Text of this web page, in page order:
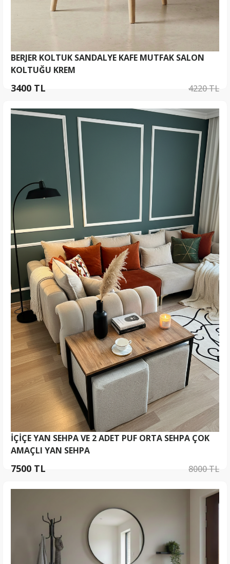
BERJER KOLTUK SANDALYE KAFE MUTFAK SALON
KOLTUĞU KREM
4220 TL
3400 TL
İÇİÇE YAN SEHPA VE 2 ADET PUF ORTA SEHPA ÇOK
AMAÇLI YAN SEHPA
8000 TL
7500 TL